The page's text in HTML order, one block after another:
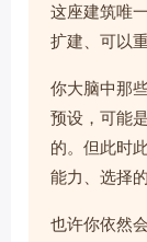
这座建筑唯
扩建、可以
你大脑中那
预设，可能
的。但此时
能力、选择
也许你依然